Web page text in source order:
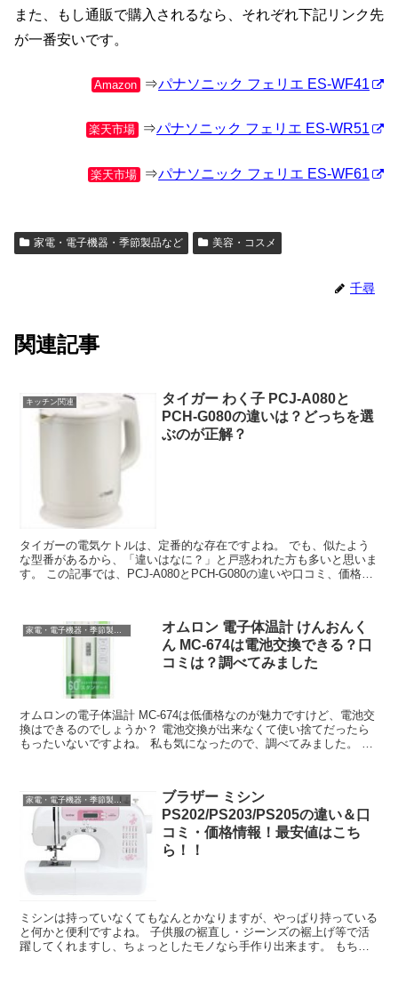
また、もし通販で購入されるなら、それぞれ下記リンク先
が一番安いです。
Amazon ⇒パナソニック フェリエ ES-WF41
楽天市場 ⇒パナソニック フェリエ ES-WR51
楽天市場 ⇒パナソニック フェリエ ES-WF61
家電・電子機器・季節製品など 美容・コスメ
千尋
関連記事
キッチン関連
タイガー わく子 PCJ-A080と
PCH-G080の違いは？どっちを選
ぶのが正解？
タイガーの電気ケトルは、定番的な存在ですよね。 でも、似たよう
な型番があるから、「違いはなに？」と戸惑われた方も多いと思いま
す。 この記事では、PCJ-A080とPCH-G080の違いや口コミ、価格情
家電・電子機器・季節製品など
オムロン 電子体温計 けんおんく
ん MC-674は電池交換できる？口
コミは？調べてみました
オムロンの電子体温計 MC-674は低価格なのが魅力ですけど、電池交
換はできるのでしょうか？ 電池交換が出来なくて使い捨てだったら
もったいないですよね。 私も気になったので、調べてみました。 こ
ブラザー ミシン
PS202/PS203/PS205の違い＆口
コミ・価格情報！最安値はこち
ら！！
ミシンは持っていなくてもなんとかなりますが、やっぱり持っている
と何かと便利ですよね。 子供服の裾直し・ジーンズの裾上げ等で活
躍してくれますし、ちょっとしたモノなら手作り出来ます。 もちろ